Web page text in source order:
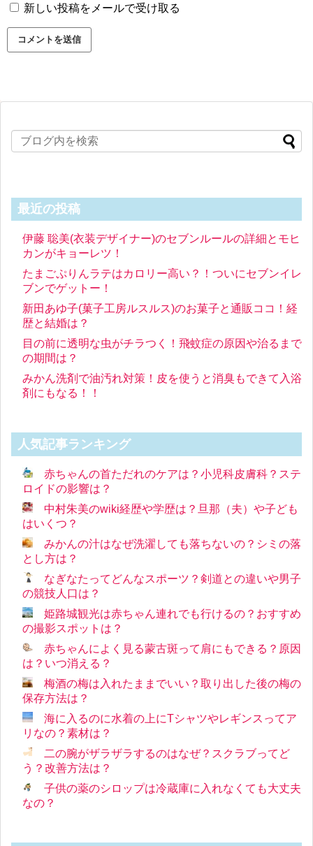
新しい投稿をメールで受け取る
最近の投稿
伊藤 聡美(衣装デザイナー)のセブンルールの詳細とモヒ
カンがキョーレツ！
たまごぷりんラテはカロリー高い？！ついにセブンイレ
ブンでゲットー！
新田あゆ子(菓子工房ルスルス)のお菓子と通販ココ！経
歴と結婚は？
目の前に透明な虫がチラつく！飛蚊症の原因や治るまで
の期間は？
みかん洗剤で油汚れ対策！皮を使うと消臭もできて入浴
剤にもなる！！
人気記事ランキング
赤ちゃんの首ただれのケアは？小児科皮膚科？ステ
ロイドの影響は？
中村朱美のwiki経歴や学歴は？旦那（夫）や子ども
はいくつ？
みかんの汁はなぜ洗濯しても落ちないの？シミの落
とし方は？
なぎなたってどんなスポーツ？剣道との違いや男子
の競技人口は？
姫路城観光は赤ちゃん連れでも行けるの？おすすめ
の撮影スポットは？
赤ちゃんによく見る蒙古斑って肩にもできる？原因
は？いつ消える？
梅酒の梅は入れたままでいい？取り出した後の梅の
保存方法は？
海に入るのに水着の上にTシャツやレギンスってア
リなの？素材は？
二の腕がザラザラするのはなぜ？スクラブってど
う？改善方法は？
子供の薬のシロップは冷蔵庫に入れなくても大丈夫
なの？